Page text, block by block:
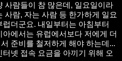
사람들이 참 많은데, 일요일이라
사람, 자는 사람 등 한가하게 일요
더군요. 내일부터는 아침부터
에서는 유럽에서보다 저에게 더
준비를 철저하게 해야 하는데...
넷 접속 요금을 아끼기 위해 오